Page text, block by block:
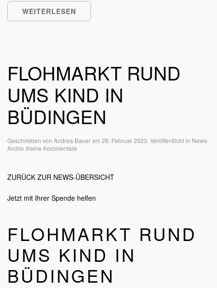
WEITERLESEN
FLOHMARKT RUND
UMS KIND IN
BÜDINGEN
Geschrieben von Andrea Baueram 28. Februar 2023. Veröffentlicht in News-
Archiv. Keine Kommentare
Kind
Büdingen
ZURÜCK ZUR NEWS-ÜBERSICHT
Jetzt mit Ihrer Spende helfen
FLOHMARKT RUND
UMS KIND IN
BÜDINGEN